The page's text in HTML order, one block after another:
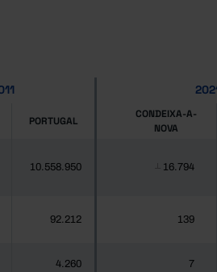
PORTUGAL
CONDEIXA-A-
NOVA
10.558.950 16.794
92.212 139
4.260 7